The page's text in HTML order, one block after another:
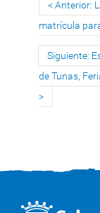
Anterior:
matrícula
Siguiente:
de Tunas,